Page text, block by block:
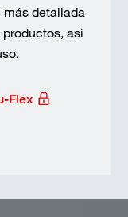
detallada
así
Flex